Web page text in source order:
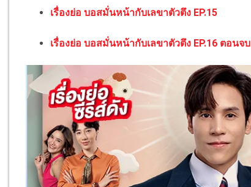
เรื่องย่อ บอสมั่นหน้ากับเลขาตัวตึง EP.15
เรื่องย่อ บอสมั่นหน้ากับเลขาตัวตึง EP.16 ตอนจบ